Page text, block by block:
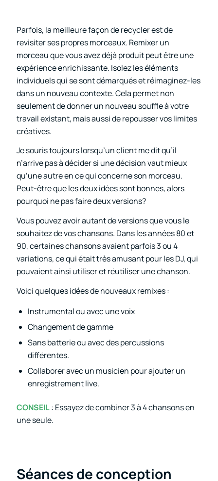
Parfois, la meilleure façon de recycler est de
revisiter ses propres morceaux. Remixer un
morceau que vous avez déjà produit peut être une
expérience enrichissante. Isolez les éléments
individuels qui se sont démarqués et réimaginez-les
dans un nouveau contexte. Cela permet non
seulement de donner un nouveau souffle à votre
travail existant, mais aussi de repousser vos limites
créatives.
Je souris toujours lorsqu’un client me dit qu’il
n’arrive pas à décider si une décision vaut mieux
qu’une autre en ce qui concerne son morceau.
Peut-être que les deux idées sont bonnes, alors
pourquoi ne pas faire deux versions?
Vous pouvez avoir autant de versions que vous le
souhaitez de vos chansons. Dans les années 80 et
90, certaines chansons avaient parfois 3 ou 4
variations, ce qui était très amusant pour les DJ, qui
pouvaient ainsi utiliser et réutiliser une chanson.
Voici quelques idées de nouveaux remixes :
Instrumental ou avec une voix
Changement de gamme
Sans batterie ou avec des percussions
différentes.
Collaborer avec un musicien pour ajouter un
enregistrement live.
CONSEIL: Essayez de combiner 3 à 4 chansons en
une seule.
Séances de conception